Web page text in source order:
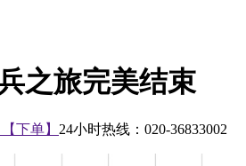
之旅完美结束
【下单】 24小时热线： 020-36833002